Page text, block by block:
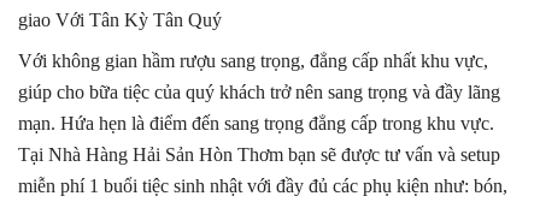
giao Với Tân Kỳ Tân Quý
Với không gian hầm rượu sang trọng, đẳng cấp nhất khu vực,
giúp cho bữa tiệc của quý khách trở nên sang trọng và đầy lãng
mạn. Hứa hẹn là điểm đến sang trọng đẳng cấp trong khu vực.
Tại Nhà Hàng Hải Sản Hòn Thơm bạn sẽ được tư vấn và setup
miễn phí 1 buổi tiệc sinh nhật với đầy đủ các phụ kiện như: bón,